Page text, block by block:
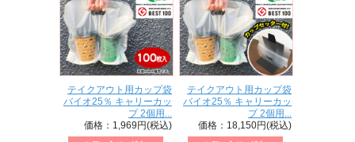
テイクアウト用カップ袋
バイオ25％ キャリーカッ
プ 2個用...
価格：1,969円(税込)
テイクアウト用カップ袋
バイオ25％ キャリーカッ
プ 2個用...
価格：18,150円(税込)